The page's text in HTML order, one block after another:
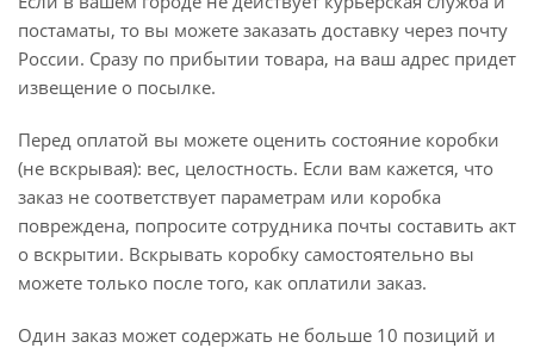
постаматы, то вы можете заказать доставку через почту
России. Сразу по прибытии товара, на ваш адрес придет
извещение о посылке.
Перед оплатой вы можете оценить состояние коробки
(не вскрывая): вес, целостность. Если вам кажется, что
заказ не соответствует параметрам или коробка
повреждена, попросите сотрудника почты составить акт
о вскрытии. Вскрывать коробку самостоятельно вы
можете только после того, как оплатили заказ.
Один заказ может содержать не больше 10 позиций и